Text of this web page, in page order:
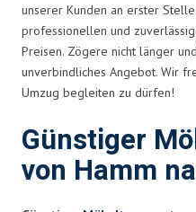
unserer Kunden an erster
professionellen und
Preisen. Zögere nicht länger
unverbindliches Angebot. Wir
Umzug begleiten zu dürfen!
Günstiger
von Hamm